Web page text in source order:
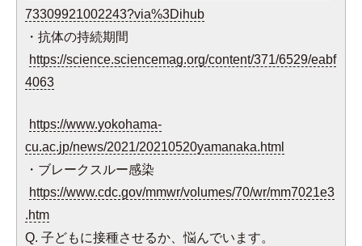
73309921002243?via%3Dihub
・抗体の持続期間
https://science.sciencemag.org/content/371/6529/eabf
4063
https://www.yokohama-
cu.ac.jp/news/2021/20210520yamanaka.html
・ブレークスルー感染
https://www.cdc.gov/mmwr/volumes/70/wr/mm7021e3
.htm
Q. 子どもに接種させるか、悩んでいます。